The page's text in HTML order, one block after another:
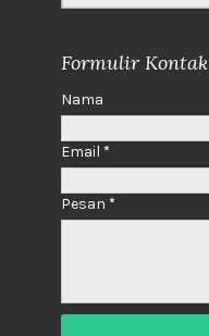
Formulir Kontak
Nama
Email *
Pesan *